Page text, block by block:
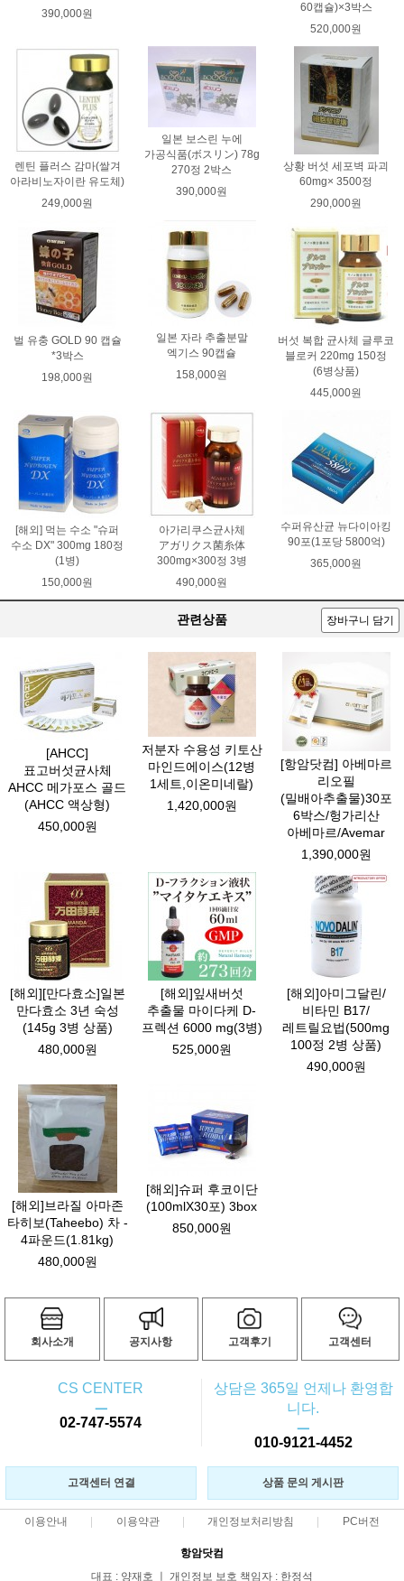
390,000원
60캡슐)×3박스
520,000원
렌틴 플러스 감마(쌀겨
아라비노자이란 유도체)
249,000원
일본 보스린 누에
가공식품(ボスリン) 78g
270정 2박스
390,000원
상황 버섯 세포벽 파괴
60mg× 3500정
290,000원
벌 유충 GOLD 90 캡슐
*3박스
198,000원
일본 자라 추출분말
엑기스 90캡슐
158,000원
버섯 복합 균사체 글루코
블로커 220mg 150정
(6병상품)
445,000원
[해외] 먹는 수소 "슈퍼
수소 DX" 300mg 180정
(1병)
150,000원
아가리쿠스균사체
アガリクス菌糸体
300mg×300정 3병
490,000원
수퍼유산균 뉴다이아킹
90포(1포당 5800억)
365,000원
관련상품 장바구니 담기
[AHCC]
표고버섯균사체
AHCC 메가포스 골드
(AHCC 액상형)
450,000원
저분자 수용성 키토산
마인드에이스(12병
1세트,이온미네랄)
1,420,000원
[항암닷컴] 아베마르
리오필
(밀배아추출물)30포
6박스/헝가리산
아베마르/Avemar
1,390,000원
[해외][만다효소]일본
만다효소 3년 숙성
(145g 3병 상품)
480,000원
[해외]잎새버섯
추출물 마이다케 D-
프렉션 6000 mg(3병)
525,000원
[해외]아미그달린/
비타민 B17/
레트릴요법(500mg
100정 2병 상품)
490,000원
[해외]브라질 아마존
타히보(Taheebo) 차 -
4파운드(1.81kg)
480,000원
[해외]슈퍼 후코이단
(100mlX30포) 3box
850,000원
회사소개 공지사항 고객후기 고객센터
CS CENTER
ㅡ
02-747-5574
상담은 365일 언제나 환영합
니다.
ㅡ
010-9121-4452
고객센터 연결 상품 문의 게시판
이용안내 이용약관 개인정보처리방침 PC버전
항암닷컴
대표 : 양재호 ㅣ 개인정보 보호 책임자 : 한정석